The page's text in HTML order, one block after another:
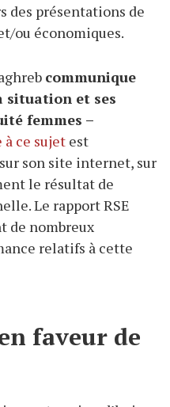
des présentations de
ou économiques.
communique
situation et ses
femmes –
à ce sujet est
son site internet, sur
le résultat de
Le rapport RSE
de nombreux
relatifs à cette
faveur de